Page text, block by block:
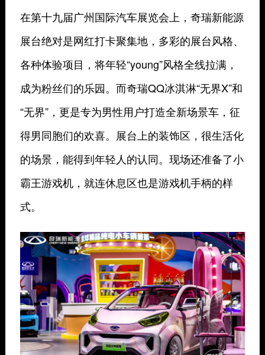
在第十九届广州国际汽车展览会上，奇瑞新能源
展台绝对是网红打卡聚集地，多彩的展台风格、
各种体验项目，将年轻“young”风格全线拉满，
成为粉丝们的乐园。而奇瑞QQ冰淇淋“无界X”和
“无界”，更是专为男性用户打造全新场景车，征
得男同胞们的欢喜。展台上的装饰区，很生活化
的场景，能得到年轻人的认同。现场还准备了小
霸王游戏机，就连休息区也是游戏机手柄的样
式。